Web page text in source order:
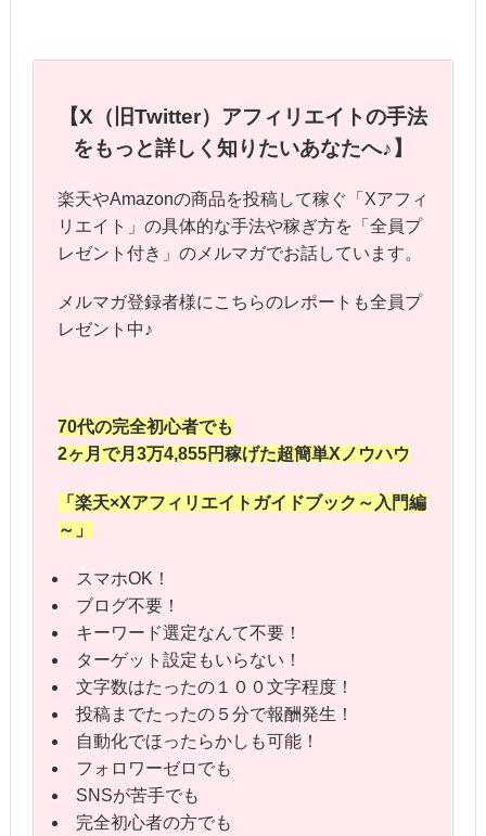
【X（旧Twitter）アフィリエイトの手法
をもっと詳しく知りたいあなたへ♪】
楽天やAmazonの商品を投稿して稼ぐ「Xアフィ
リエイト」の具体的な手法や稼ぎ方を「全員プ
レゼント付き」のメルマガでお話しています。
メルマガ登録者様にこちらのレポートも全員プ
レゼント中♪
70代の完全初心者でも
2ヶ月で月3万4,855円稼げた超簡単Xノウハウ
「楽天×Xアフィリエイト ガイドブック～入門編
～」
スマホOK！
ブログ不要！
キーワード選定なんて不要！
ターゲット設定もいらない！
文字数はたったの１００文字程度！
投稿までたったの５分で報酬発生！
自動化でほったらかしも可能！
フォロワーゼロでも
SNSが苦手でも
完全初心者の方でも